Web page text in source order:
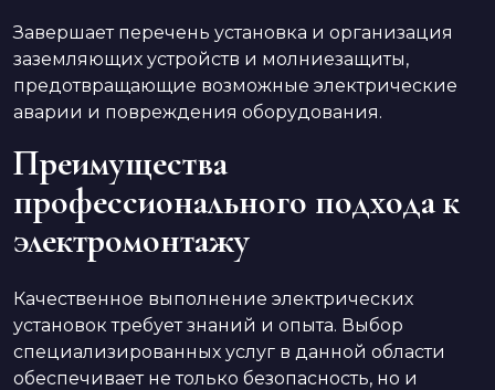
Завершает перечень установка и организация
заземляющих устройств и молниезащиты,
предотвращающие возможные электрические
аварии и повреждения оборудования.
Преимущества
профессионального подхода к
электромонтажу
Качественное выполнение электрических
установок требует знаний и опыта. Выбор
специализированных услуг в данной области
обеспечивает не только безопасность, но и